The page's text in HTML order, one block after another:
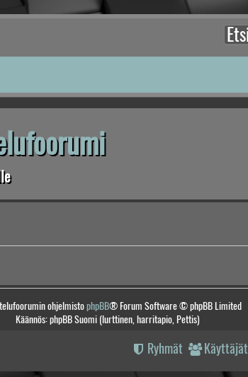
ohjelmistophpBB® Forum Software © phpBB Limited
Käännös: phpBB Suomi (lurttinen, harritapio, Pettis)
Käyttäjät
Ryhmät